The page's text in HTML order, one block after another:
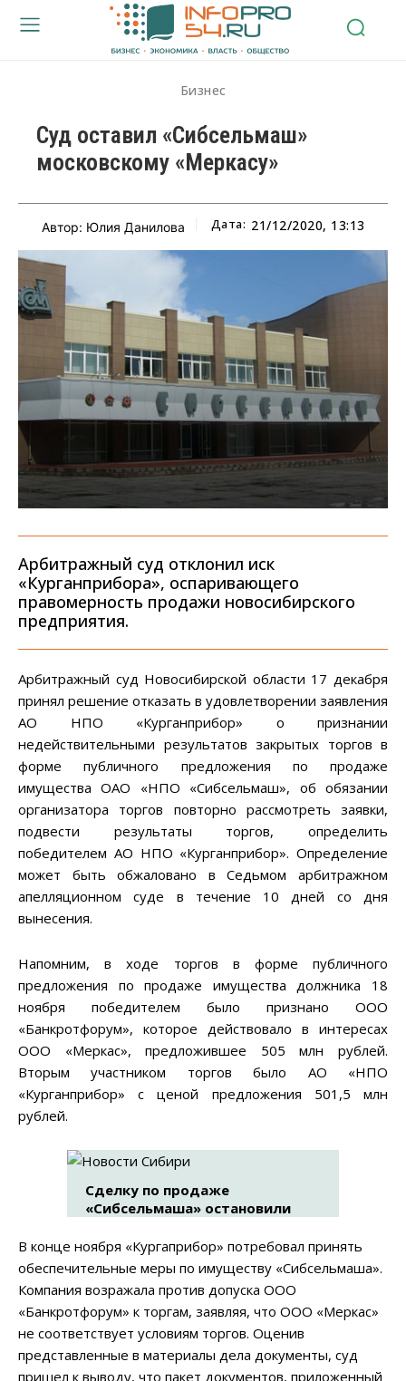
Бизнес
Суд оставил «Сибсельмаш»
московскому «Меркасу»
Автор: Юлия Данилова Дата: 21/12/2020, 13:13
Арбитражный суд отклонил иск
«Курганприбора», оспаривающего
правомерность продажи новосибирского
предприятия.
Арбитражный суд Новосибирской области 17 декабря
принял решение отказать в удовлетворении заявления
АО НПО «Курганприбор» о признании
недействительными результатов закрытых торгов в
форме публичного предложения по продаже
имущества ОАО «НПО «Сибсельмаш», об обязании
организатора торгов повторно рассмотреть заявки,
подвести результаты торгов, определить
победителем АО НПО «Курганприбор». Определение
может быть обжаловано в Седьмом арбитражном
апелляционном суде в течение 10 дней со дня
вынесения.
Напомним, в ходе торгов в форме публичного
предложения по продаже имущества должника 18
ноября победителем было признано ООО
«Банкротфорум», которое действовало в интересах
ООО «Меркас», предложившее 505 млн рублей.
Вторым участником торгов было АО «НПО
«Курганприбор» с ценой предложения 501,5 млн
рублей.
Сделку по продаже
«Сибсельмаша» остановили
В конце ноября «Кургаприбор» потребовал принять
обеспечительные меры по имуществу «Сибсельмаша».
Компания возражала против допуска ООО
«Банкротфорум» к торгам, заявляя, что ООО «Меркас»
не соответствует условиям торгов. Оценив
представленные в материалы дела документы, суд
пришел к выводу, что пакет документов, приложенный